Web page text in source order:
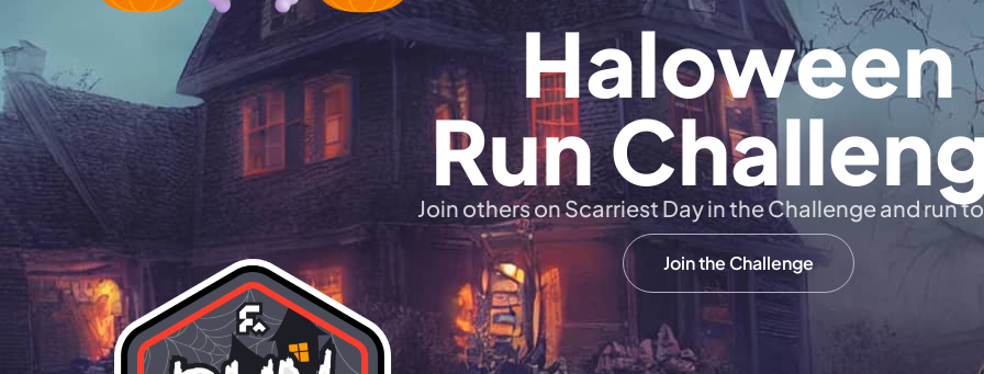
Haloween
Run
Join others on Scarriest Day in the Challenge and run
Join the Challenge